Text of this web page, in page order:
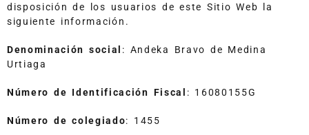
disposición de los usuarios de este Sitio Web la
siguiente información.
Denominación social : Andeka Bravo de Medina
Urtiaga
Número de Identificación Fiscal : 16080155G
Número de colegiado: 1455